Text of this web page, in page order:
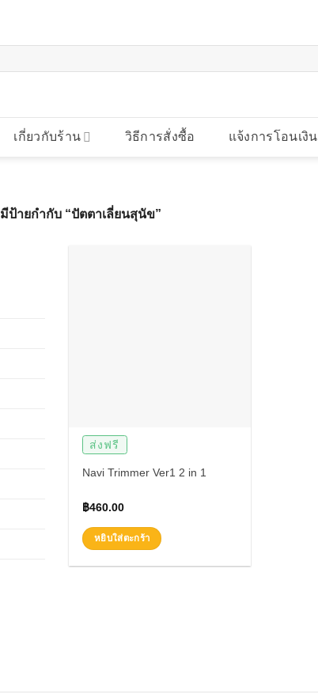
เกี่ยวกับร้าน วิธีการสั่งซื้อ แจ้งการโอนเงิน
ป้ายกำกับ “ปัตตาเลี่ยนสุนัข”
ส่งฟรี
Navi Trimmer Ver1 2 in 1
฿460.00
หยิบใส่ตะกร้า